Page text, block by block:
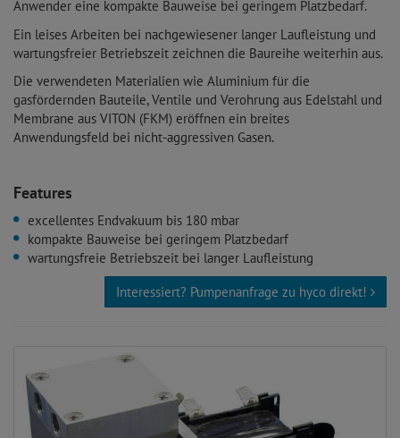
Anwender eine kompakte Bauweise bei geringem Platzbedarf.
Ein leises Arbeiten bei nachgewiesener langer Laufleistung und
wartungsfreier Betriebszeit zeichnen die Baureihe weiterhin aus.
Die verwendeten Materialien wie Aluminium für die
gasfördernden Bauteile, Ventile und Verohrung aus Edelstahl und
Membrane aus VITON (FKM) eröffnen ein breites
Anwendungsfeld bei nicht-aggressiven Gasen.
Features
excellentes Endvakuum bis 180 mbar
kompakte Bauweise bei geringem Platzbedarf
wartungsfreie Betriebszeit bei langer Laufleistung
Interessiert? Pumpenanfrage zu hyco direkt!